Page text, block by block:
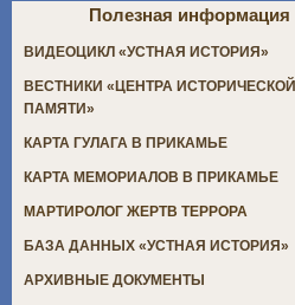
Полезная информация
ВИДЕОЦИКЛ «УСТНАЯ ИСТОРИЯ»
ВЕСТНИКИ «ЦЕНТРА ИСТОРИЧЕСКОЙ
ПАМЯТИ»
КАРТА ГУЛАГА В ПРИКАМЬЕ
КАРТА МЕМОРИАЛОВ В ПРИКАМЬЕ
МАРТИРОЛОГ ЖЕРТВ ТЕРРОРА
БАЗА ДАННЫХ «УСТНАЯ ИСТОРИЯ»
АРХИВНЫЕ ДОКУМЕНТЫ